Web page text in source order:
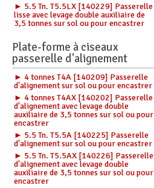
► 5.5 Tn. T5.5LX [140229] Passerelle
lisse avec levage double auxiliaire de
3,5 tonnes sur sol ou pour encastrer
Plate-forme à ciseaux
passerelle d'alignement
► 4 tonnes T4A [140209] Passerelle
d'alignement sur sol ou pour encastrer
► 4 tonnes T4AX [140202] Passerelle
d'alignement avec levage double
auxiliaire de 3,5 tonnes sur sol ou pour
encastrer
► 5.5 Tn. T5.5A [140225] Passerelle
d'alignement sur sol ou pour encastrer
► 5.5 Tn. T5.5AX [140226] Passerelle
d'alignement avec levage double
auxiliaire de 3,5 tonnes sur sol ou pour
encastrer